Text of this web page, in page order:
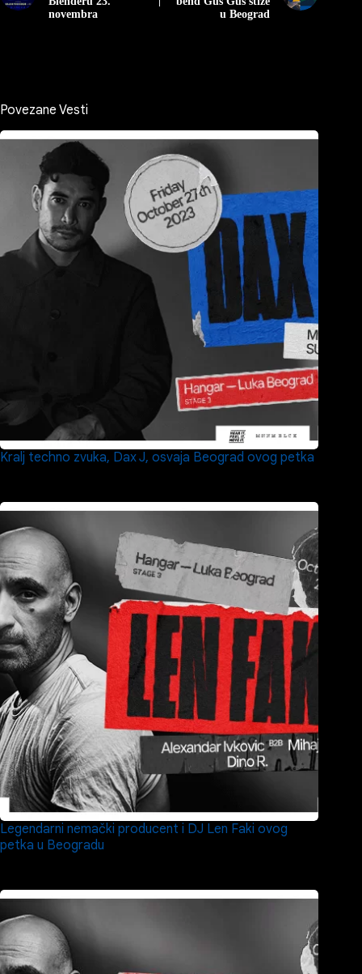
novembra
u Beograd
Povezane Vesti
Kralj techno zvuka, Dax J, osvaja Beograd ovog petka
Legendarni nemački producent i DJ Len Faki ovog
petka u Beogradu